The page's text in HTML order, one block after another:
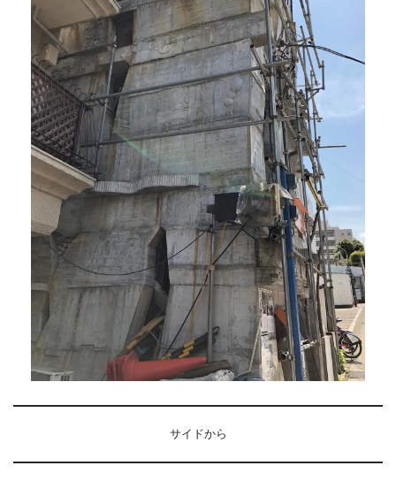
サイドから